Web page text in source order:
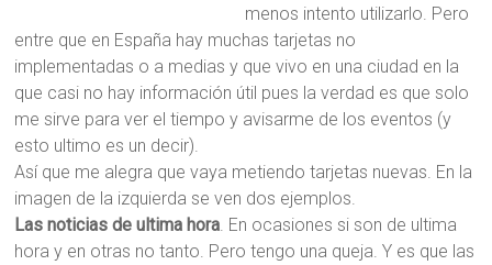
menos intento utilizarlo. Pero
entre que en España hay muchas tarjetas no
implementadas o a medias y que vivo en una ciudad en la
que casi no hay información útil pues la verdad es que solo
me sirve para ver el tiempo y avisarme de los eventos (y
esto ultimo es un decir).
Así que me alegra que vaya metiendo tarjetas nuevas. En la
imagen de la izquierda se ven dos ejemplos.
Las noticias de ultima hora. En ocasiones si son de ultima
hora y en otras no tanto. Pero tengo una queja. Y es que las